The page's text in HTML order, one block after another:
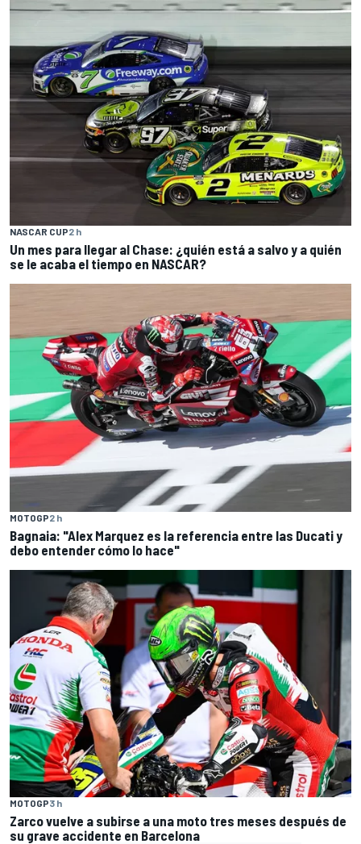
NASCAR CUP2 h
Un mes para llegar al Chase: ¿quién está a salvo y a quién
se le acaba el tiempo en NASCAR?
MOTOGP2 h
Bagnaia: "Alex Marquez es la referencia entre las Ducati y
debo entender cómo lo hace"
MOTOGP3 h
Zarco vuelve a subirse a una moto tres meses después de
su grave accidente en Barcelona